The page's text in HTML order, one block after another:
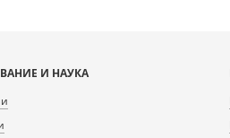
И НАУКА